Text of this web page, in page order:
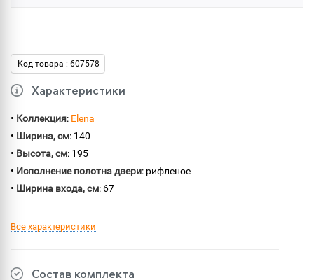
Код товара : 607578
Характеристики
• Коллекция: Elena
• Ширина, см: 140
• Высота, см: 195
• Исполнение полотна двери: рифленое
• Ширина входа, см: 67
Все характеристики
Состав комплекта